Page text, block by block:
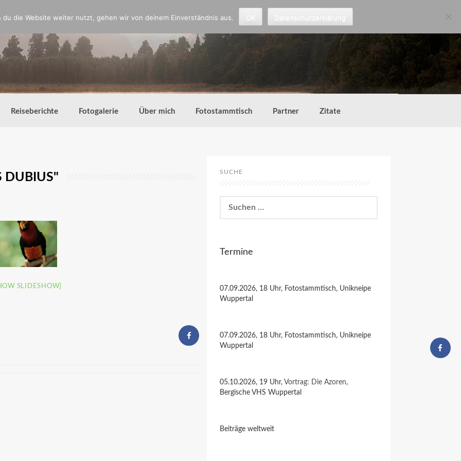
Reiseberichte Fotogalerie Über mich Fotostammtisch Partner Zitate
DUBIUS"
SLIDESHOW]
SUCHE
nach:
Termine
07.09.2026, 18 Uhr, Fotostammtisch, Unikneipe
Wuppertal
07.09.2026, 18 Uhr, Fotostammtisch, Unikneipe
Wuppertal
05.10.2026, 19 Uhr, Vortrag: Die Azoren,
Bergische VHS Wuppertal
Beiträge weltweit
die Website weiter nutzt, gehen wir von deinem Einverständnis aus.